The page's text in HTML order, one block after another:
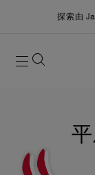
探索由